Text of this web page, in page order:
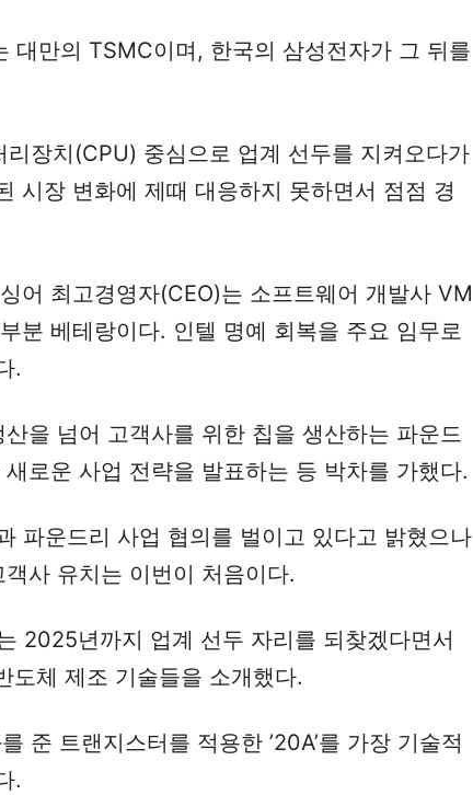
대만의 TSMC이며, 한국의 삼성전자가 그 뒤를
장치(CPU) 중심으로 업계 선두를 지켜오다가
시장 변화에 제때 대응하지 못하면서 점점 경
어 최고경영자(CEO)는 소프트웨어 개발사 VM
분 베테랑이다. 인텔 명예 회복을 주요 임무로
.
을 넘어 고객사를 위한 칩을 생산하는 파운드
로운 사업 전략을 발표하는 등 박차를 가했다.
파운드리 사업 협의를 벌이고 있다고 밝혔으나
사 유치는 이번이 처음이다.
2025년까지 업계 선두 자리를 되찾겠다면서
도체 제조 기술들을 소개했다.
준 트랜지스터를 적용한 ’20A’를 가장 기술적
.